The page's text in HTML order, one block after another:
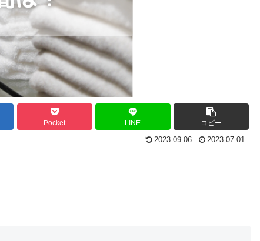
Pocket LINE コピー
2023.09.06 2023.07.01